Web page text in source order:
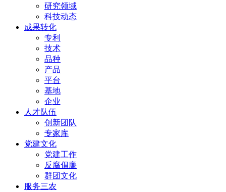
研究领域
科技动态
成果转化
专利
技术
品种
产品
平台
基地
企业
人才队伍
创新团队
专家库
党建文化
党建工作
反腐倡廉
群团文化
服务三农